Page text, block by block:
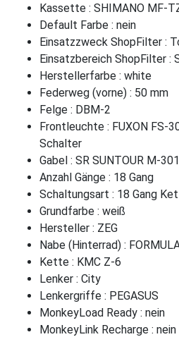
Kassette : SHIMANO MF-
Default Farbe : nein
Einsatzzweck ShopFilter :
Einsatzbereich ShopFilter :
Herstellerfarbe : white
Federweg (vorne) : 50 mm
Felge : DBM-2
Frontleuchte : FUXON FS-
Schalter
Gabel : SR SUNTOUR M-
Anzahl Gänge : 18 Gang
Schaltungsart : 18 Gang
Grundfarbe : weiß
Hersteller : ZEG
Nabe (Hinterrad) :
Kette : KMC Z-6
Lenker : City
Lenkergriffe : PEGASUS
MonkeyLoad Ready : nein
MonkeyLink Recharge : nein